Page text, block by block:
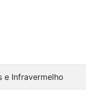
e Infravermelho